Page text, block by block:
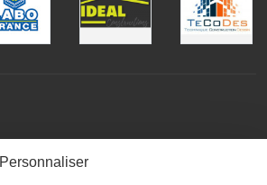
Personnaliser